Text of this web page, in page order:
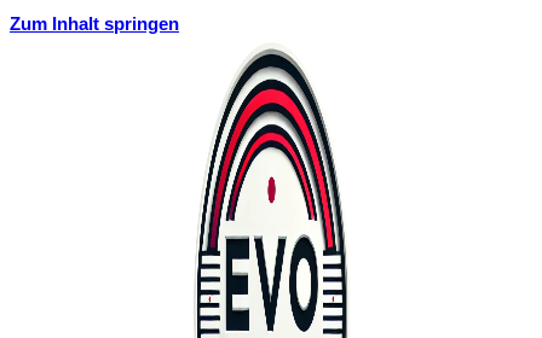
Zum Inhalt springen